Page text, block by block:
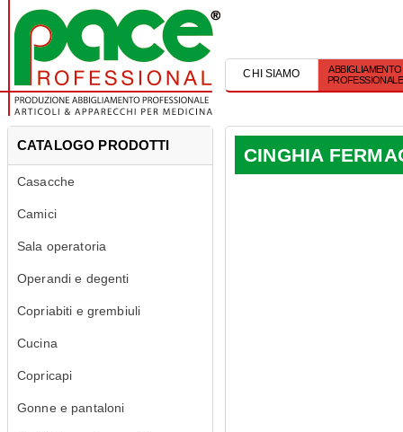
CHI SIAMO
ABBIGLIAMENTO
PROFESSIONALE
CATALOGO PRODOTTI
Casacche
Camici
Sala operatoria
Operandi e degenti
Copriabiti e grembiuli
Cucina
Copricapi
Gonne e pantaloni
CINGHIA